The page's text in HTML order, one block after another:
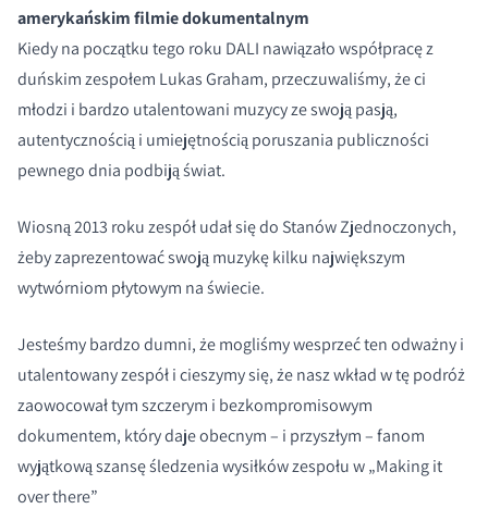
amerykańskim filmie dokumentalnym
Kiedy na początku tego roku DALI nawiązało współpracę z
duńskim zespołem Lukas Graham, przeczuwaliśmy, że ci
młodzi i bardzo utalentowani muzycy ze swoją pasją,
autentycznością i umiejętnością poruszania publiczności
pewnego dnia podbiją świat.
Wiosną 2013 roku zespół udał się do Stanów Zjednoczonych,
żeby zaprezentować swoją muzykę kilku największym
wytwórniom płytowym na świecie.
Jesteśmy bardzo dumni, że mogliśmy wesprzeć ten odważny i
utalentowany zespół i cieszymy się, że nasz wkład w tę podróż
zaowocował tym szczerym i bezkompromisowym
dokumentem, który daje obecnym – i przyszłym – fanom
wyjątkową szansę śledzenia wysiłków zespołu w „Making it
over there”